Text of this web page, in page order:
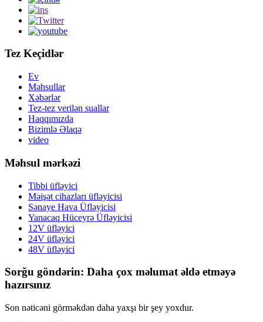
Tez Keçidlər
Ev
Məhsullar
Xəbərlər
Tez-tez verilən suallar
Haqqımızda
Bizimlə Əlaqə
video
Məhsul mərkəzi
Tibbi üfləyici
Məişət cihazları üfləyicisi
Sənaye Hava Üfləyicisi
Yanacaq Hüceyrə Üfləyicisi
12V üfləyici
24V üfləyici
48V üfləyici
Sorğu göndərin: Daha çox məlumat əldə etməyə
hazırsınız
Son nəticəni görməkdən daha yaxşı bir şey yoxdur.